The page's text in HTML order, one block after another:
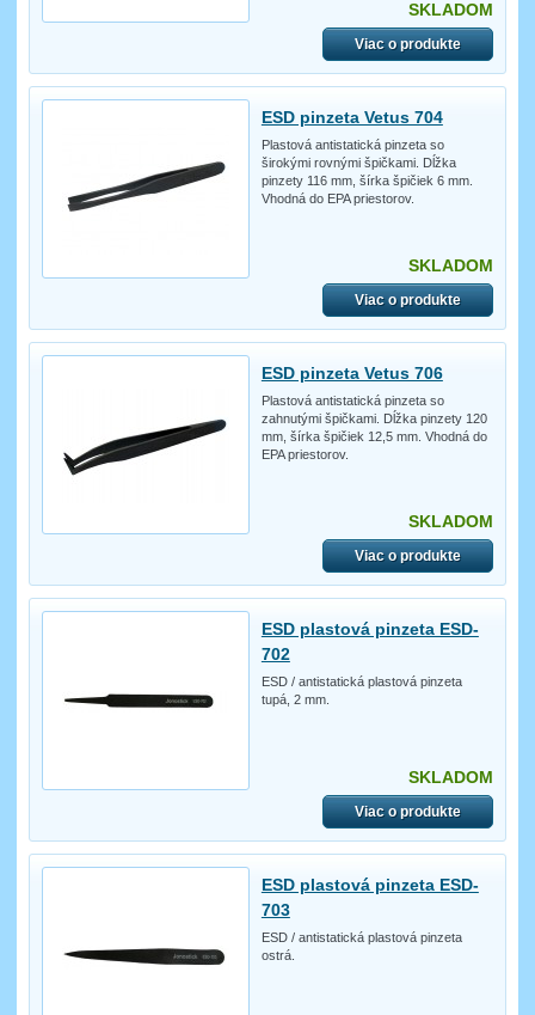
SKLADOM
Viac o produkte
ESD pinzeta Vetus 704
Plastová antistatická pinzeta so
širokými rovnými špičkami. Dĺžka
pinzety 116 mm, šírka špičiek 6 mm.
Vhodná do EPA priestorov.
SKLADOM
Viac o produkte
ESD pinzeta Vetus 706
Plastová antistatická pinzeta so
zahnutými špičkami. Dĺžka pinzety 120
mm, šírka špičiek 12,5 mm. Vhodná do
EPA priestorov.
SKLADOM
Viac o produkte
ESD plastová pinzeta ESD-
702
ESD / antistatická plastová pinzeta
tupá, 2 mm.
SKLADOM
Viac o produkte
ESD plastová pinzeta ESD-
703
ESD / antistatická plastová pinzeta
ostrá.